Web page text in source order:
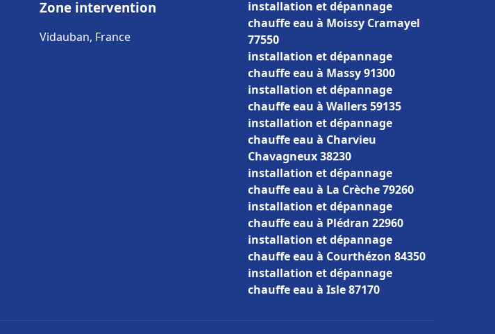
Zone intervention
Vidauban, France
installation et dépannage
chauffe eau à Moissy Cramayel
77550
installation et dépannage
chauffe eau à Massy 91300
installation et dépannage
chauffe eau à Wallers 59135
installation et dépannage
chauffe eau à Charvieu
Chavagneux 38230
installation et dépannage
chauffe eau à La Crèche 79260
installation et dépannage
chauffe eau à Plédran 22960
installation et dépannage
chauffe eau à Courthézon 84350
installation et dépannage
chauffe eau à Isle 87170